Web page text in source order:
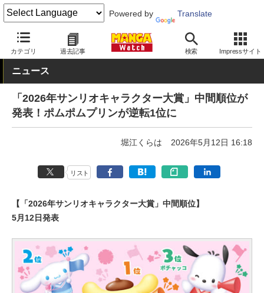
Powered by Translate
カテゴリ 過去記事 検索 Impressサイト
MANGA Watch Web/アプリ
ニュース
「2026年サンリオキャラクター大賞」中間順位が
発表！ポムポムプリンが逆転1位に
堀江くらは 2026年5月12日 16:18
リスト
【「2026年サンリオキャラクター大賞」中間順位】
5月12日発表